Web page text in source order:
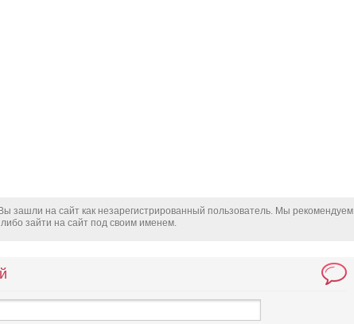
зашли на сайт как незарегистрированный пользователь. Мы рекомендуем
либо зайти на сайт под своим именем.